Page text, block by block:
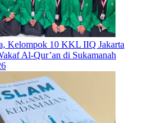
Kelompok 10 KKL IIQ Jakarta
Al-Qur’an di Sukamanah